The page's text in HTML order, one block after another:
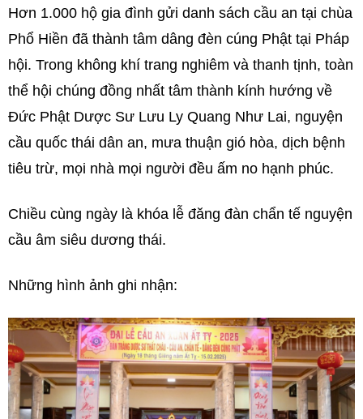
Hơn 1.000 hộ gia đình gửi danh sách cầu an tại chùa
Phổ Hiền đã thành tâm dâng đèn cúng Phật tại Pháp
hội. Trong không khí trang nghiêm và thanh tịnh, toàn
thể hội chúng đồng nhất tâm thành kính hướng về
Đức Phật Dược Sư Lưu Ly Quang Như Lai, nguyện
cầu quốc thái dân an, mưa thuận gió hòa, dịch bệnh
tiêu trừ, mọi nhà mọi người đều ấm no hạnh phúc.
Chiều cùng ngày là khóa lễ đăng đàn chẩn tế nguyện
cầu âm siêu dương thái.
Những hình ảnh ghi nhận: